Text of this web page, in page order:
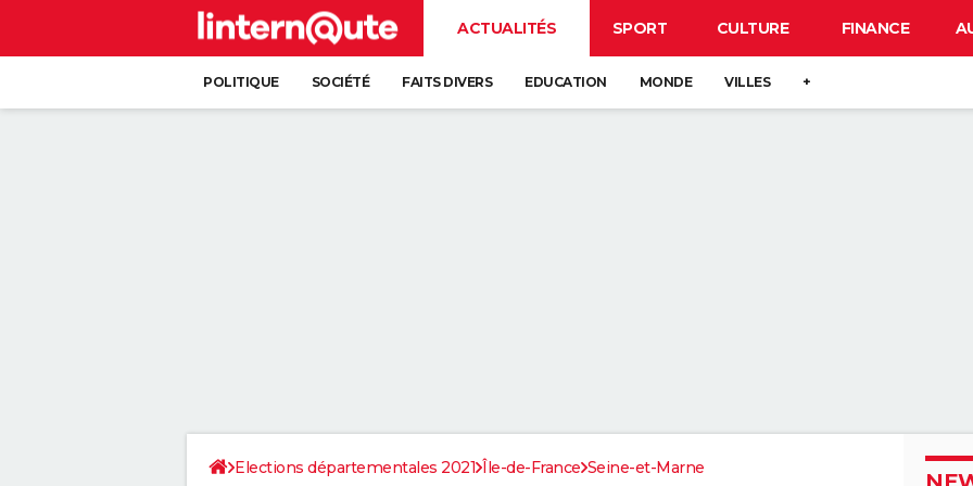
ACTUALITÉS SPORT CULTURE FINANCE
POLITIQUE SOCIÉTÉ FAITS DIVERS EDUCATION MONDE VILLES +
Elections départementales 2021 Île-de-France Seine-et-Marne